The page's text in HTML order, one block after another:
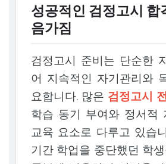
성공적인 검정고시 합
음가짐
검정고시 준비는 단순한
어 지속적인 자기관리와
요합니다. 많은 검정고시
학습 동기 부여와 정서적
교육 요소로 다루고 있습
기간 학업을 중단했던 학